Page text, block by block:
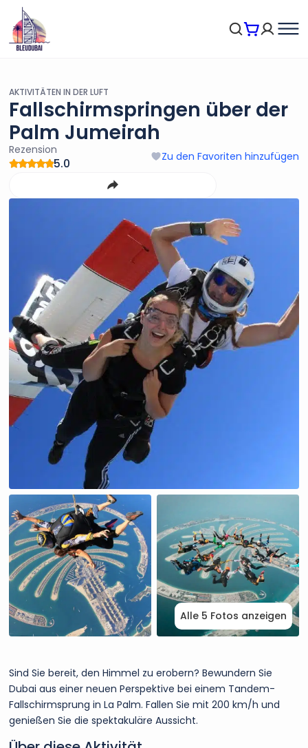
AKTIVITÄTEN IN DER LUFT
Fallschirmspringen über der
Palm Jumeirah
Rezension
5.0 Zu den Favoriten hinzufügen
Alle 5 Fotos anzeigen
Sind Sie bereit, den Himmel zu erobern? Bewundern Sie
Dubai aus einer neuen Perspektive bei einem Tandem-
Fallschirmsprung in La Palm. Fallen Sie mit 200 km/h und
genießen Sie die spektakuläre Aussicht.